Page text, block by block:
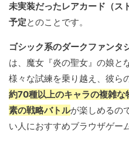
未実装だったレアカード（ス
予定とのことです。
ゴシック系のダークファンタ
は、魔女『炎の聖女』の娘と
様々な試練を乗り越え、彼ら
約70種以上のキャラの複雑
素の戦略バトルが楽しめるの
い人におすすめブラウザゲー